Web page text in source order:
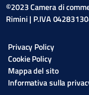
©2023 Camera di
Rimini | P.IVA
Privacy Policy
Cookie Policy
Mappa del sito
Informativa sulla